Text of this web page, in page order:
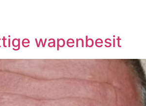
wapenbesit